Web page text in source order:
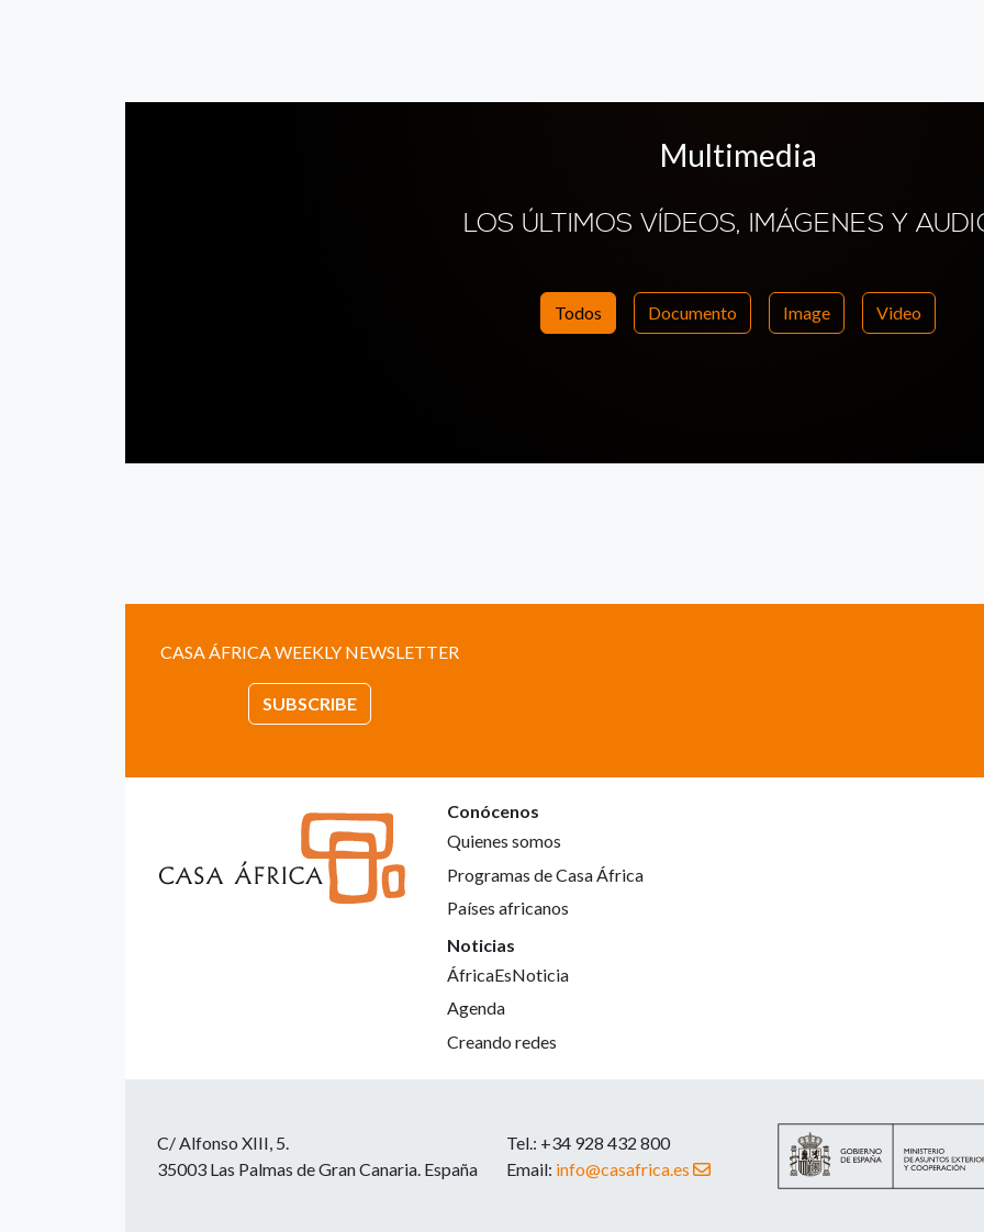
Multimedia
LOS ÚLTIMOS VÍDEOS, IMÁGENES Y
Todos Documento Image Video
CASA ÁFRICA WEEKLY NEWSLETTER
SUBSCRIBE
Conócenos
Quienes somos
Programas de Casa África
Países africanos
Noticias
ÁfricaEsNoticia
Agenda
Creando redes
C/ Alfonso XIII, 5.
35003 Las Palmas de Gran Canaria. España
Tel.: +34 928 432 800
Email: info@casafrica.es